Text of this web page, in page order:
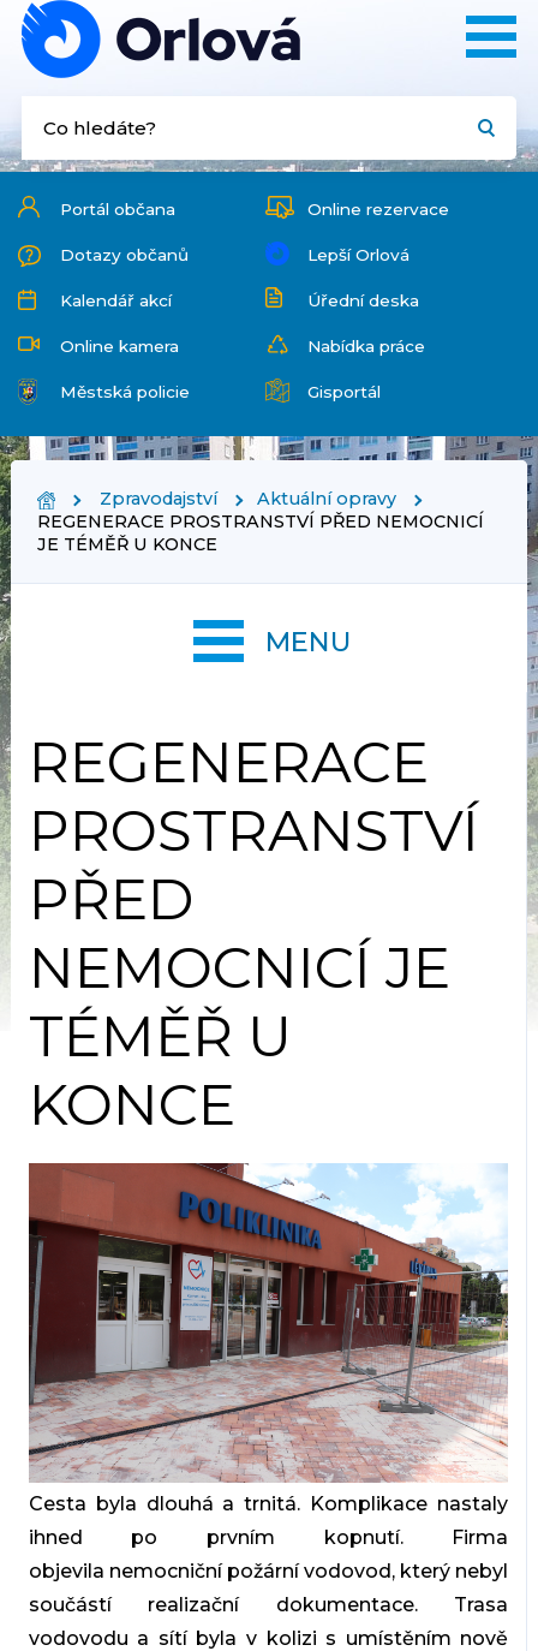
Portál občana Online rezervace
Dotazy občanů Lepší Orlová
Kalendář akcí Úřední deska
Online kamera Nabídka práce
Městská policie Gisportál
Zpravodajství
Aktuální opravy
REGENERACE PROSTRANSTVÍ PŘED NEMOCNICÍ
JE TÉMĚŘ U KONCE
REGENERACE
PROSTRANSTVÍ
PŘED
NEMOCNICÍ JE
TÉMĚŘ U
KONCE
Cesta byla dlouhá a trnitá. Komplikace nastaly
ihned po prvním kopnutí. Firma
objevila nemocniční požární vodovod, který nebyl
součástí realizační dokumentace. Trasa
vodovodu a sítí byla v kolizi s umístěním nově
MENU